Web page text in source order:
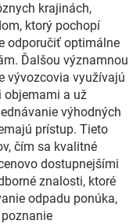
krajinách,
ktorý pochopí
odporučiť optimálne
Ďalšou významnou
vývozcovia využívajú
a už
výhodných
prístup. Tieto
čím sa kvalitné
dostupnejšími
znalosti, ktoré
odpadu ponúka,